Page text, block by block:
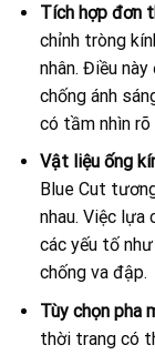
Tích hợp đơn
chỉnh tròng
nhân. Điều
chống ánh
có tầm nhìn rõ
Vật liệu ống
Blue Cut
nhau. Việc
các yếu tố
chống va đập.
Tùy chọn pha
thời trang có